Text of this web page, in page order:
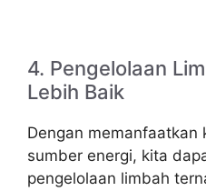
4. Pengelolaan
Lebih Baik
Dengan memanfaatkan
sumber energi, kita
pengelolaan limbah